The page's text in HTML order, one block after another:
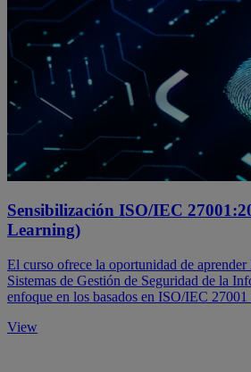
Sensibilización ISO/IEC
Learning)
El curso ofrece la oportunidad de
Sistemas de Gestión de Seguridad de la
enfoque en los basados en ISO/IEC
View